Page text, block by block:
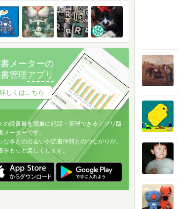
メーターの
管理アプリ
詳しくはこちら
の読書量を簡単に記録・管理できるアプリ版
メーターです。
な本との出会いや読書仲間とのつながりが、
をもっと楽しくします。